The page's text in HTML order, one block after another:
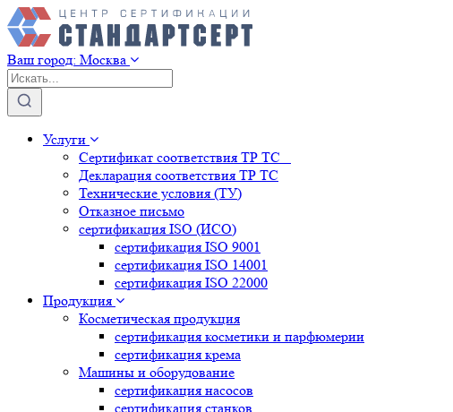
Ваш город: Москва
Услуги
Сертификат соответствия ТР ТС
Декларация соответствия ТР ТС
Технические условия (ТУ)
Отказное письмо
сертификация ISO (ИСО)
сертификация ISO 9001
сертификация ISO 14001
сертификация ISO 22000
Продукция
Косметическая продукция
сертификация косметики и парфюмерии
сертификация крема
Машины и оборудование
сертификация насосов
сертификация станков